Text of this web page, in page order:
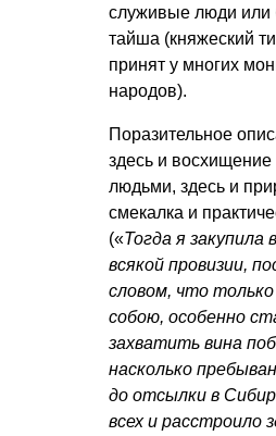
служивые люди или
тайша (княжеский
принят у многих
народов).
Поразительное
здесь и
людьми, здесь и
смекалка и
(«Тогда я закупила
всякой провизии,
словом, что
собою, особенно
захватить вина
насколько
до отсылки в
всех и расстроило